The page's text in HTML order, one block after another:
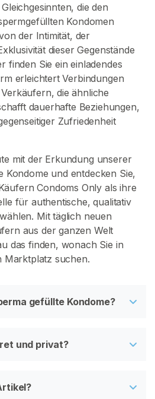
die den
Kondomen
der Intimität, der
dieser Gegenstände
finden Sie ein einladendes
erleichtert Verbindungen
die ähnliche
dauerhafte Beziehungen,
Zufriedenheit
mit der Erkundung unserer
Kondome und entdecken Sie,
Condoms Only als ihre
für authentische, qualitativ
Mit täglich neuen
aus der ganzen Welt
das finden, wonach Sie in
Marktplatz suchen.
gefüllte Kondome?
und privat?